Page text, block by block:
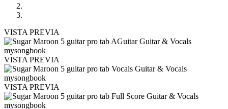
VISTA PREVIA
VISTA PREVIA
VISTA PREVIA